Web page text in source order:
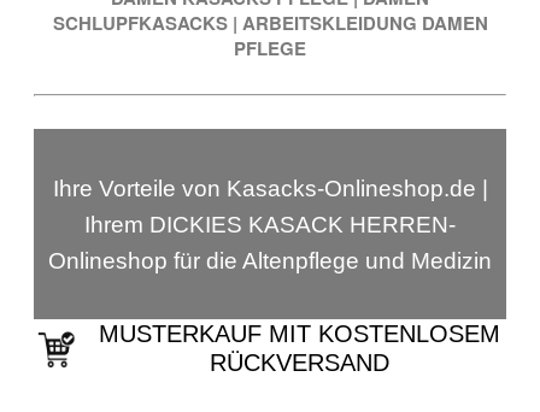
SCHLUPFKASACKS | ARBEITSKLEIDUNG DAMEN
PFLEGE
Ihre Vorteile von Kasacks-Onlineshop.de |
Ihrem DICKIES KASACK HERREN-
Onlineshop für die Altenpflege und Medizin
MUSTERKAUF MIT KOSTENLOSEM
RÜCKVERSAND